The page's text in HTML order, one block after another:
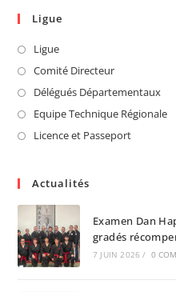
Ligue
Ligue
Comité Directeur
Délégués Départementaux
Equipe Technique Régionale
Licence et Passeport
Actualités
Examen Dan
gradés
7 JUIN 2026 / 0